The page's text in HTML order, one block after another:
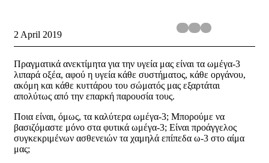
2 April 2019
Πραγματικά ανεκτίμητα για την υγεία μας είναι τα ωμέγα-3
λιπαρά οξέα, αφού η υγεία κάθε συστήματος, κάθε οργάνου,
ακόμη και κάθε κυττάρου του σώματός μας εξαρτάται
απολύτως από την επαρκή παρουσία τους.
Ποια είναι, όμως, τα καλύτερα ωμέγα-3; Μπορούμε να
βασιζόμαστε μόνο στα φυτικά ωμέγα-3; Είναι προάγγελος
συγκεκριμένων ασθενειών τα χαμηλά επίπεδα ω-3 στο αίμα
μας;